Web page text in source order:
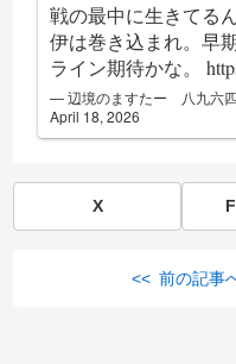
戦の最中に生きてる
伊は巻き込まれ。早
ライン期待かな。
— 辺境のますたー 八九六
April 18, 2026
X
<< 前の記事